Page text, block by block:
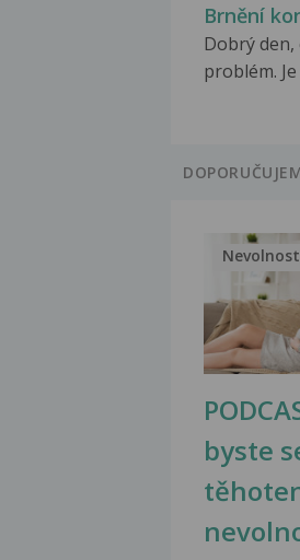
Brnění
Dobrý den,
problém.
byste